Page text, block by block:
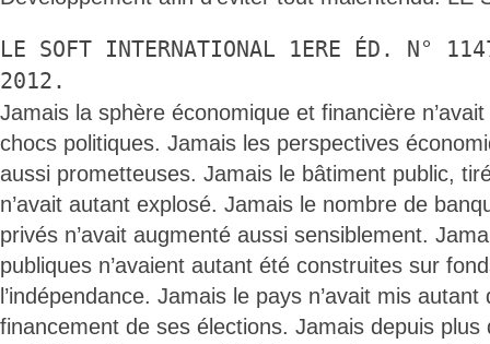
LE SOFT INTERNATIONAL 1ERE ÉD. N°
2012.
Jamais la sphère économique et financière
chocs politiques. Jamais les perspectives
aussi prometteuses. Jamais le bâtiment public,
n’avait autant explosé. Jamais le nombre de
privés n’avait augmenté aussi sensiblement.
publiques n’avaient autant été construites sur
l’indépendance. Jamais le pays n’avait mis autant
financement de ses élections. Jamais depuis plus